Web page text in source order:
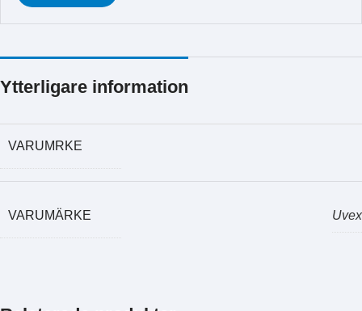
Ytterligare information
VARUMRKE
VARUMÄRKE Uvex